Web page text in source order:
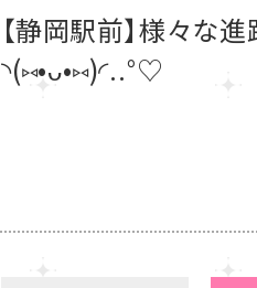
【静岡駅前】様々な
◝(⑅•ᴗ•⑅)◜..°♡